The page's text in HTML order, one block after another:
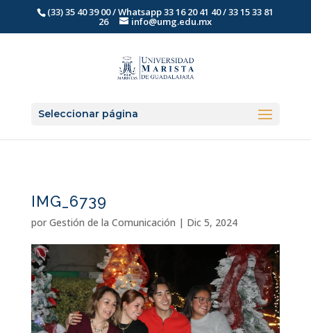
(33) 35 40 39 00 / Whatsapp 33 16 20 41 40 / 33 15 33 81
26 info@umg.edu.mx
Seleccionar página
IMG_6739
por Gestión de la Comunicación | Dic 5, 2024